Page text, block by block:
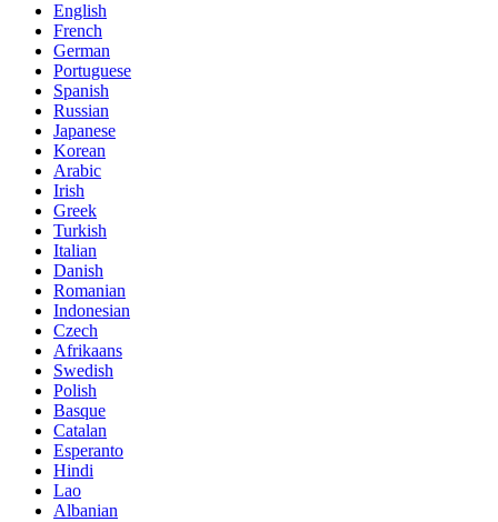
English
French
German
Portuguese
Spanish
Russian
Japanese
Korean
Arabic
Irish
Greek
Turkish
Italian
Danish
Romanian
Indonesian
Czech
Afrikaans
Swedish
Polish
Basque
Catalan
Esperanto
Hindi
Lao
Albanian